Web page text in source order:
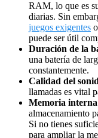
RAM, lo que es
diarias. Sin
juegos exigentes
puede ser útil
Duración de la
una batería de
constantemente.
Calidad del
llamadas es vital
Memoria
almacenamiento
Si no tienes
para ampliar la